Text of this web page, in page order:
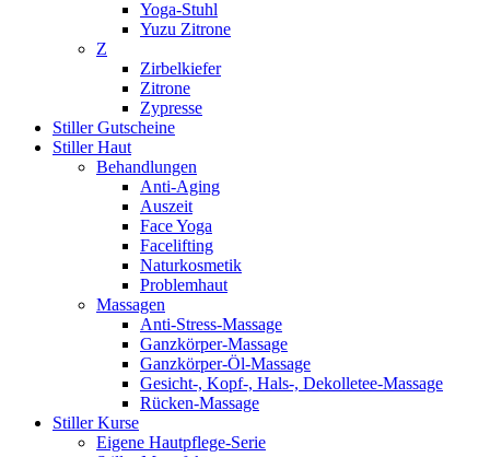
Yoga-Stuhl
Yuzu Zitrone
Z
Zirbelkiefer
Zitrone
Zypresse
Stiller Gutscheine
Stiller Haut
Behandlungen
Anti-Aging
Auszeit
Face Yoga
Facelifting
Naturkosmetik
Problemhaut
Massagen
Anti-Stress-Massage
Ganzkörper-Massage
Ganzkörper-Öl-Massage
Gesicht-, Kopf-, Hals-, Dekolletee-Massage
Rücken-Massage
Stiller Kurse
Eigene Hautpflege-Serie